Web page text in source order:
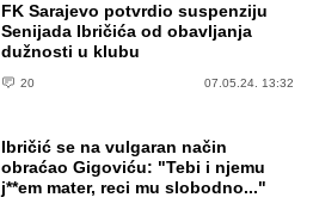
FK Sarajevo potvrdio suspenziju
Senijada Ibričića od obavljanja
dužnosti u klubu
20 07.05.24. 13:32
Ibričić se na vulgaran način
obraćao Gigoviću: "Tebi i njemu
j**em mater, reci mu slobodno..."